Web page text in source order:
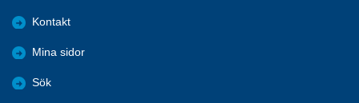
Kontakt
Mina sidor
Sök